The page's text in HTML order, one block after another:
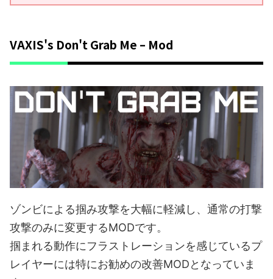
VAXIS's Don't Grab Me – Mod
ゾンビによる掴み攻撃を大幅に軽減し、通常の打撃
攻撃のみに変更するMODです。
掴まれる動作にフラストレーションを感じているプ
レイヤーには特にお勧めの改善MODとなっていま